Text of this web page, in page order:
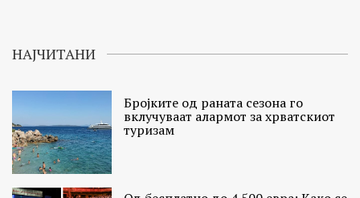
НАЈЧИТАНИ
Бројките од раната сезона го
вклучуваат алармот за хрватскиот
туризам